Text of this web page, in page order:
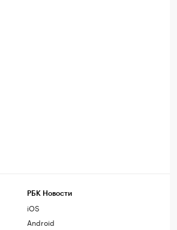
РБК Новости
iOS
Android